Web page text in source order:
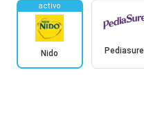
activo
Nido Pediasure